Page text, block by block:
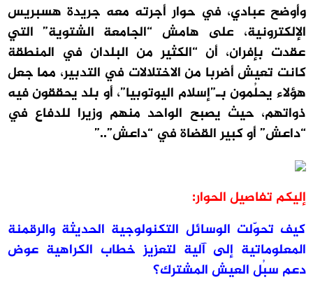
وأوضح عبادي، في حوار أجرته معه جريدة هسبريس
الإلكترونية، على هامش “الجامعة الشتوية” التي
عقدت بإفران، أن “الكثير من البلدان في المنطقة
كانت تعيش أضربا من الاختلالات في التدبير، مما جعل
هؤلاء يحلُمون بـ”إسلام اليوتوبيا”، أو بلد يحققون فيه
ذواتهم، حيث يصبح الواحد منهم وزيرا للدفاع في
“داعش” أو كبير القضاة في “داعش”..”
إليكم تفاصيل الحوار:
كيف تحوّلت الوسائل التكنولوجية الحديثة والرقمنة
المعلوماتية إلى آلية لتعزيز خطاب الكراهية عوض
دعم سبُل العيش المشترك؟